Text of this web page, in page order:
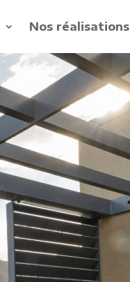
Nos réalisations